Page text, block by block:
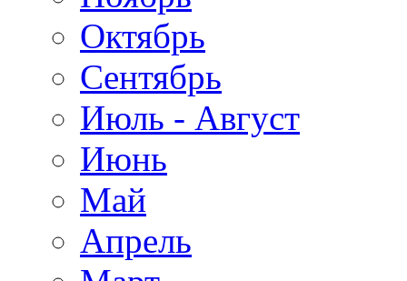
Октябрь
Сентябрь
Июль - Август
Июнь
Май
Апрель